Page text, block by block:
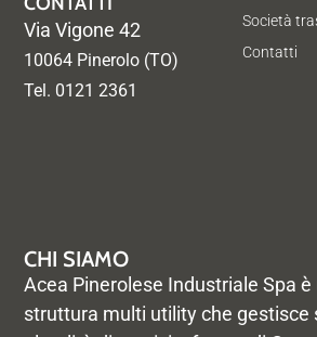
CHI SIAMO
Acea Pinerolese Industriale Spa
struttura multi utility che gestisce
Società
Contatti
Via Vigone 42
10064 Pinerolo (TO)
Tel. 0121 2361